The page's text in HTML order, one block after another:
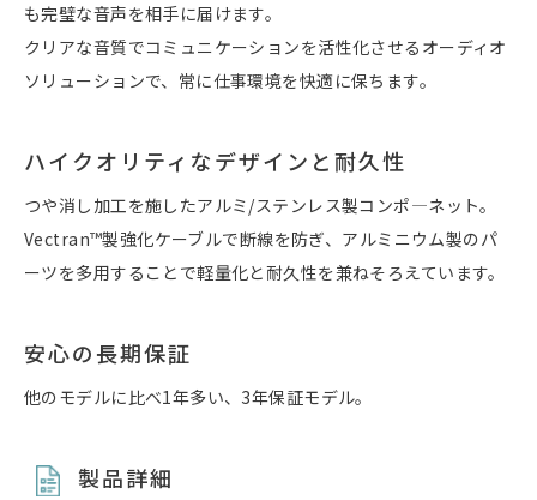
も完璧な音声を相手に届けます。
クリアな音質でコミュニケーションを活性化させるオーディオ
ソリューションで、常に仕事環境を快適に保ちます。
ハイクオリティなデザインと耐久性
つや消し加工を施したアルミ/ステンレス製コンポ―ネット。
Vectran™製強化ケーブルで断線を防ぎ、アルミニウム製のパ
ーツを多用することで軽量化と耐久性を兼ねそろえています。
安心の長期保証
他のモデルに比べ1年多い、3年保証モデル。
製品詳細